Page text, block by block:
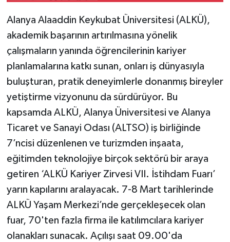
Alanya Alaaddin Keykubat Üniversitesi (ALKÜ),
akademik başarının artırılmasına yönelik
çalışmaların yanında öğrencilerinin kariyer
planlamalarına katkı sunan, onları iş dünyasıyla
buluşturan, pratik deneyimlerle donanmış bireyler
yetiştirme vizyonunu da sürdürüyor. Bu
kapsamda ALKÜ, Alanya Üniversitesi ve Alanya
Ticaret ve Sanayi Odası (ALTSO) iş birliğinde
7’ncisi düzenlenen ve turizmden inşaata,
eğitimden teknolojiye birçok sektörü bir araya
getiren ‘ALKÜ Kariyer Zirvesi VII. İstihdam Fuarı’
yarın kapılarını aralayacak. 7-8 Mart tarihlerinde
ALKÜ Yaşam Merkezi’nde gerçekleşecek olan
fuar, 70'ten fazla firma ile katılımcılara kariyer
olanakları sunacak. Açılışı saat 09.00'da